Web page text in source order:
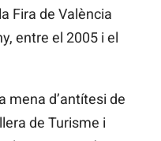
Fira de València
entre el 2005 i el
mena d’antítesi de
de Turisme i